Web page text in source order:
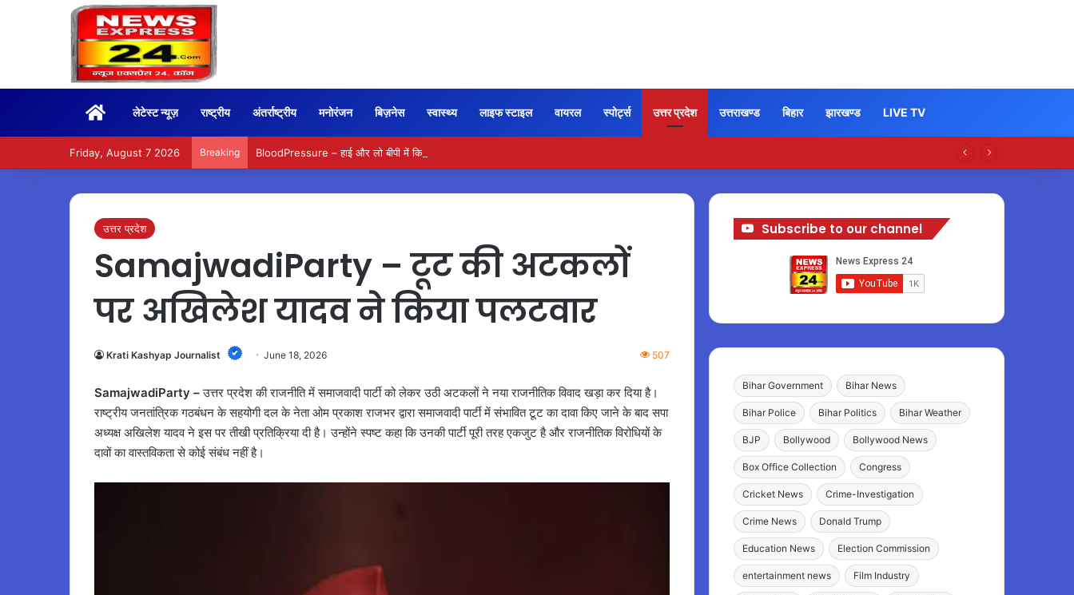
Homeलेटेस्ट न्यूज़ राष्ट्रीय अंतर्राष्ट्रीय मनोरंजन बिज़नेस स्वास्थ्य लाइफ स्टाइल वायरल स्पोर्ट्स उत्तर प्रदेश उत्तराखण्ड बिहार झारखण्ड LIVE TV
Friday, August 7 2026 Breaking BloodPressure – हाई और लो बीपी में कितना नमक खाना सही, डॉक्टर ने बताया सुरक्षित मात्रा…
उत्तर प्रदेश
SamajwadiParty – टूट की अटकलों
पर अखिलेश यादव ने किया पलटवार
Krati Kashyap Journalist June 18, 2026 507
SamajwadiParty –उत्तर प्रदेश की राजनीति में समाजवादी पार्टी को लेकर उठी अटकलों ने नया राजनीतिक विवाद खड़ा कर दिया है।
राष्ट्रीय जनतांत्रिक गठबंधन के सहयोगी दल के नेता ओम प्रकाश राजभर द्वारा समाजवादी पार्टी में संभावित टूट का दावा किए जाने के बाद सपा
अध्यक्ष अखिलेश यादव ने इस पर तीखी प्रतिक्रिया दी है। उन्होंने स्पष्ट कहा कि उनकी पार्टी पूरी तरह एकजुट है और राजनीतिक विरोधियों के
दावों का वास्तविकता से कोई संबंध नहीं है।
Subscribe to our channel
Bihar Government Bihar News
Bihar Police Bihar Politics Bihar Weather
BJP Bollywood Bollywood News
Box Office Collection Congress
Cricket News Crime-Investigation
Crime News Donald Trump
Education News Election Commission
entertainment news Film Industry